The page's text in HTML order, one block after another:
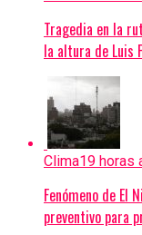
Tragedia en la
la altura de Luis
Clima19 horas
Fenómeno de El
preventivo para